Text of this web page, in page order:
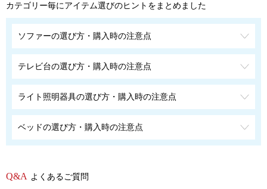
カテゴリー毎にアイテム選びのヒントをまとめました
ソファーの選び方・購入時の注意点
テレビ台の選び方・購入時の注意点
ライト照明器具の選び方・購入時の注意点
ベッドの選び方・購入時の注意点
よくあるご質問